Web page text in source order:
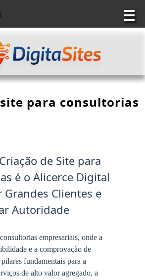
☰
para consultorias
de Site para
é o Alicerce Digital
Grandes Clientes e
Autoridade
empresariais, onde a
e a comprovação de
fundamentais para a
de alto valor agregado, a